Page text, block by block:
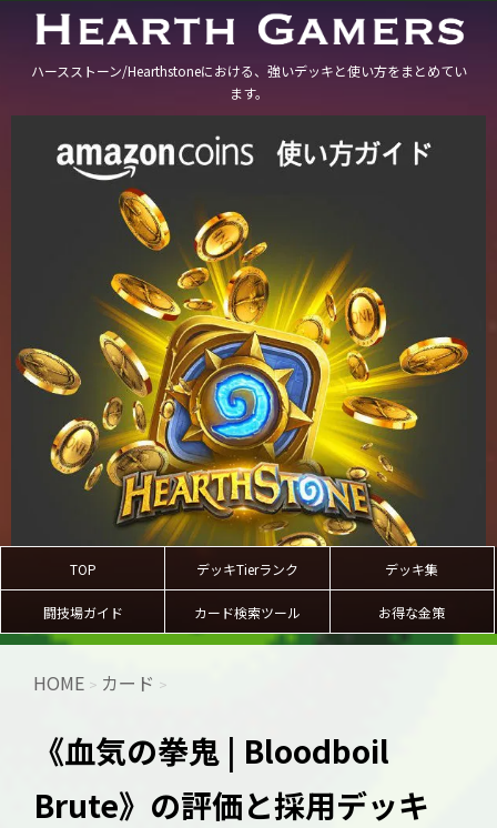
ハースストーン/Hearthstoneにおける、強いデッキと使い方をまとめてい
ます。
TOP デッキTierランク デッキ集
闘技場ガイド カード検索ツール お得な金策
HOME > カード >
《血気の拳鬼 | Bloodboil
Brute》の評価と採用デッキ